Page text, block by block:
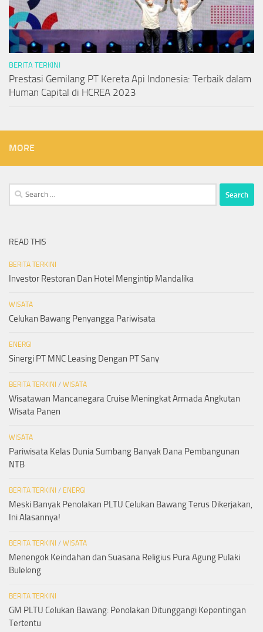
BERITA TERKINI
Prestasi Gemilang PT Kereta Api Indonesia: Terbaik dalam
Human Capital di HCREA 2023
MORE
Search
for:
READ THIS
BERITA TERKINI
Investor Restoran Dan Hotel Mengintip Mandalika
WISATA
Celukan Bawang Penyangga Pariwisata
ENERGI
Sinergi PT MNC Leasing Dengan PT Sany
BERITA TERKINI / WISATA
Wisatawan Mancanegara Cruise Meningkat Armada Angkutan
Wisata Panen
WISATA
Pariwisata Kelas Dunia Sumbang Banyak Dana Pembangunan
NTB
BERITA TERKINI / ENERGI
Meski Banyak Penolakan PLTU Celukan Bawang Terus Dikerjakan,
Ini Alasannya!
BERITA TERKINI / WISATA
Menengok Keindahan dan Suasana Religius Pura Agung Pulaki
Buleleng
BERITA TERKINI
GM PLTU Celukan Bawang: Penolakan Ditunggangi Kepentingan
Tertentu